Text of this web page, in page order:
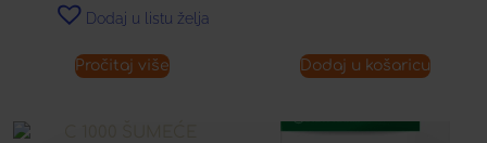
Dodaj u listu želja
Pročitaj više Dodaj u košaricu